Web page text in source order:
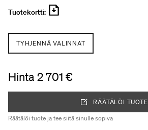
Tuotekortti:
TYHJENNÄ VALINNAT
Hinta 2 701 €
RÄÄTÄLÖI TUOTE
Räätälöi tuote ja tee siitä sinulle sopiva